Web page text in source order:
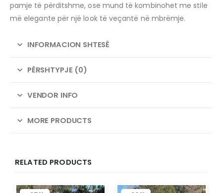
pamje të përditshme, ose mund të kombinohet me stile
më elegante për një look të veçantë në mbrëmje.
INFORMACION SHTESË
PËRSHTYPJE (0)
VENDOR INFO
MORE PRODUCTS
RELATED PRODUCTS